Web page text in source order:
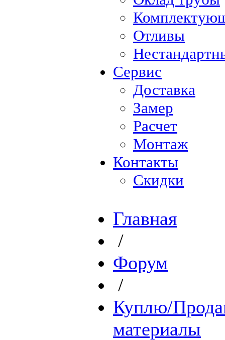
Отливы
Сервис
Доставка
Замер
Расчет
Монтаж
Контакты
Скидки
Главная
/
Форум
/
Куплю/
материалы